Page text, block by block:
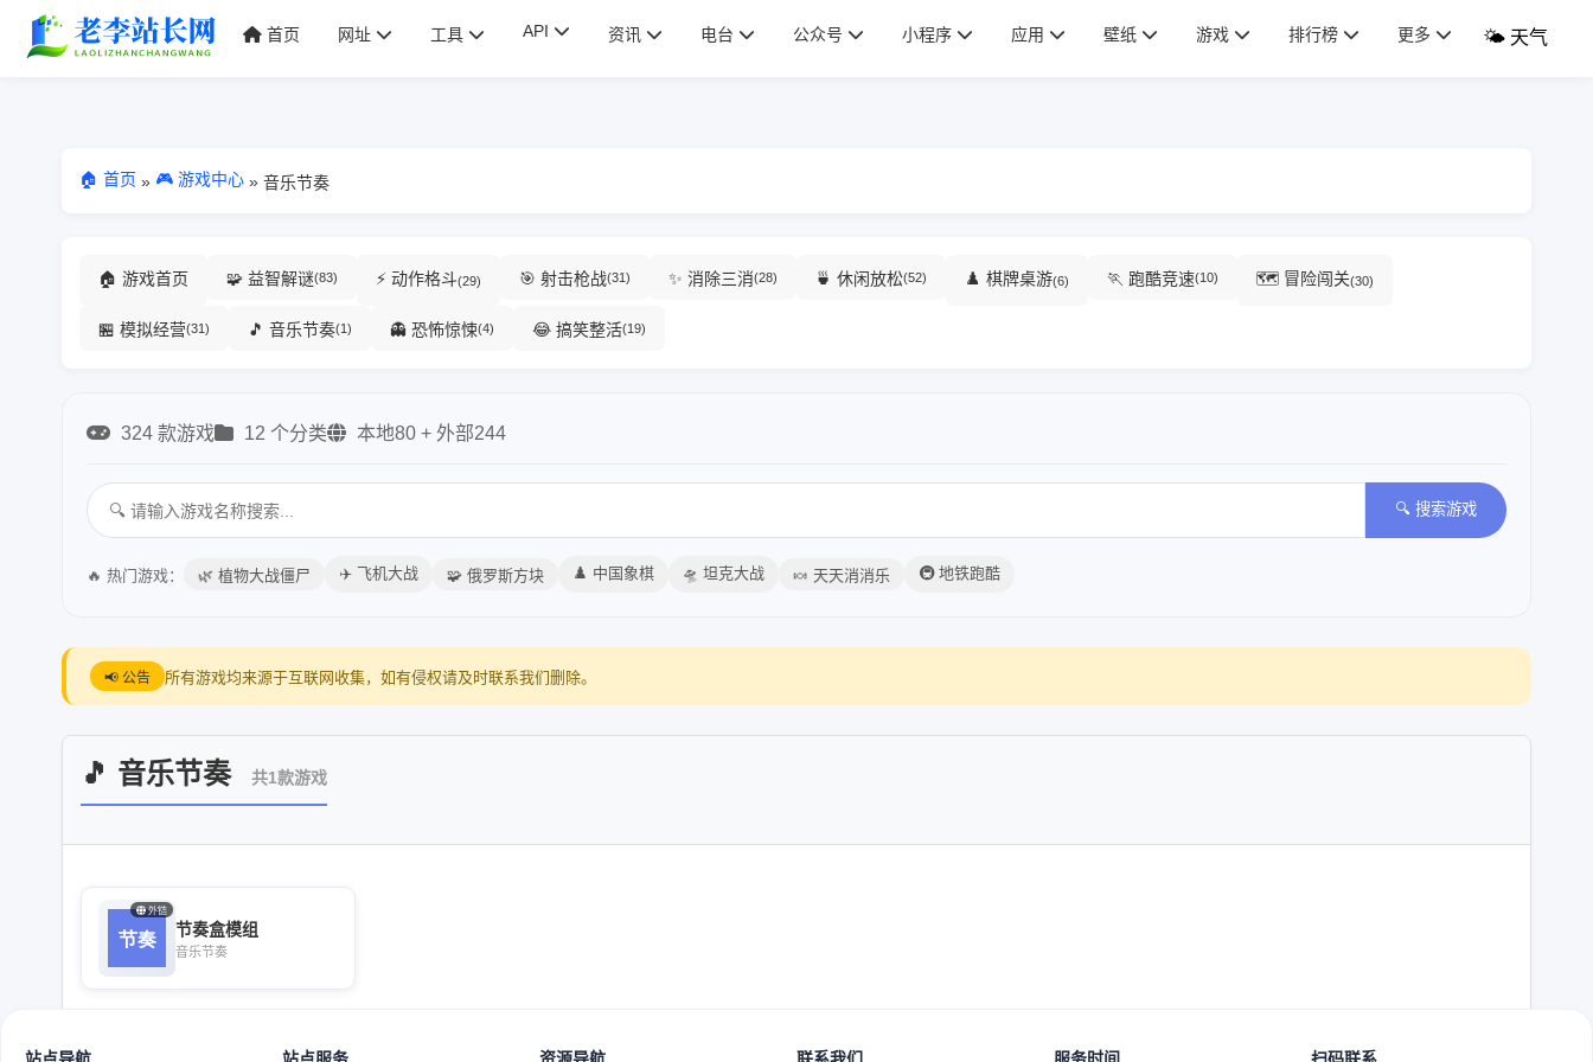
首页 网址 工具 API 资讯 电台 公众号 小程序 应用 壁纸 游戏 排行榜 更多 🌤️ 天气
🏠 首页 » 🎮 游戏中心 » 音乐节奏
🏠 游戏首页 🧩 益智解谜(83) ⚡ 动作格斗(29) 🎯 射击枪战(31) ✨ 消除三消(28) 🍵 休闲放松(52) ♟️ 棋牌桌游(6) 🏃 跑酷竞速(10) 🗺️ 冒险闯关(30)
🏪 模拟经营(31) 🎵 音乐节奏(1) 👻 恐怖惊悚(4) 😂 搞笑整活(19)
324 款游戏 12 个分类 本地80 + 外部244
🔍 搜索游戏
🔥 热门游戏： 🌿 植物大战僵尸 ✈️ 飞机大战 🧩 俄罗斯方块 ♟️ 中国象棋 🛸 坦克大战 🍬 天天消消乐 🚇 地铁跑酷
📢 公告 所有游戏均来源于互联网收集，如有侵权请及时联系我们删除。
🎵 音乐节奏 共1款游戏
外链
节奏盒模组
音乐节奏